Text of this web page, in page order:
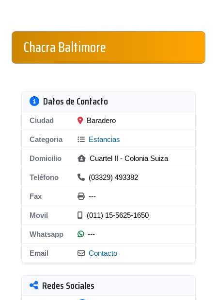
Chacra Baltimore
Datos de Contacto
Ciudad Baradero
Categoria Estancias
Domicilio Cuartel II - Colonia Suiza
Teléfono (03329) 493382
Fax ---
Movil (011) 15-5625-1650
Whatsapp ---
Email Contacto
Redes Sociales